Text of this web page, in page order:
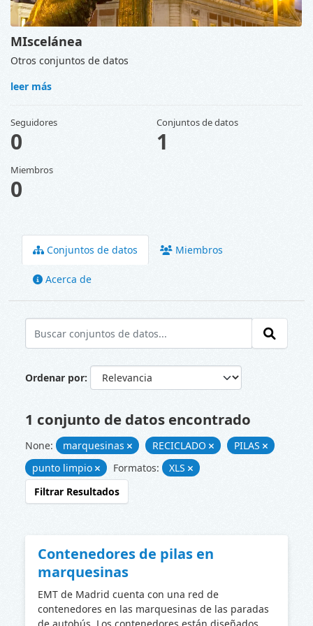
Conjuntos de datos Miembros
Acerca de
Ordenar por
1 conjunto de datos encontrado
None: marquesinas RECICLADO
PILAS
punto limpio
Formatos:
XLS
Filtrar Resultados
Contenedores de pilas en
marquesinas
EMT de Madrid cuenta con una red de
contenedores en las marquesinas de las paradas
MIscelánea
Otros conjuntos de datos
leer más
Seguidores
0
Conjuntos de datos
1
Miembros
0